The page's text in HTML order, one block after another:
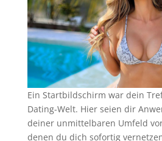
Ein Startbildschirm war dein
Dating-Welt. Hier seien dir
deiner unmittelbaren Umfeld
denen du dich sofortig